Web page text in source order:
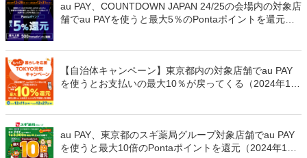
au PAY、COUNTDOWN JAPAN 24/25の会場内の対象店
舗でau PAYを使うと最大5％のPontaポイントを還元（2
【自治体キャンペーン】東京都内の対象店舗でau PAY
を使うとお支払いの最大10％が戻ってくる（2024年12
au PAY、東京都のスギ薬局グループ対象店舗でau PAY
を使うと最大10倍のPontaポイントを還元（2024年12